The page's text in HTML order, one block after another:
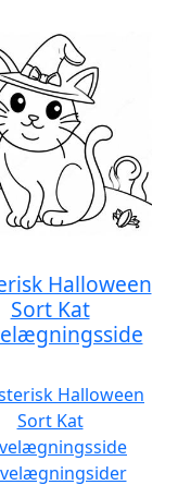
Halloween
Sort Kat